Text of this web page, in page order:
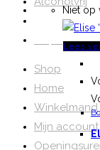
0,00 0
Shop
Home
Winkelmand
Mijn account
Niet op
Lees